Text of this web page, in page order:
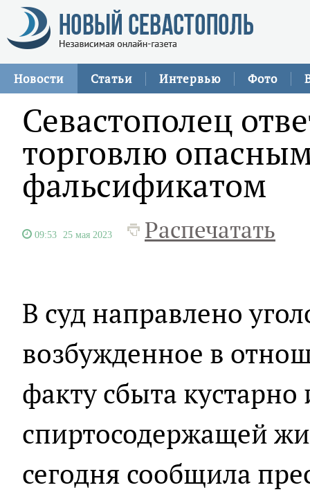
Новости Статьи Интервью Фото
Севастополец
торговлю
фальсификатом
09:53 25 мая 2023 Распечатать
В суд направлено
возбужденное в
факту сбыта
спиртосодержащей
сегодня сообщила